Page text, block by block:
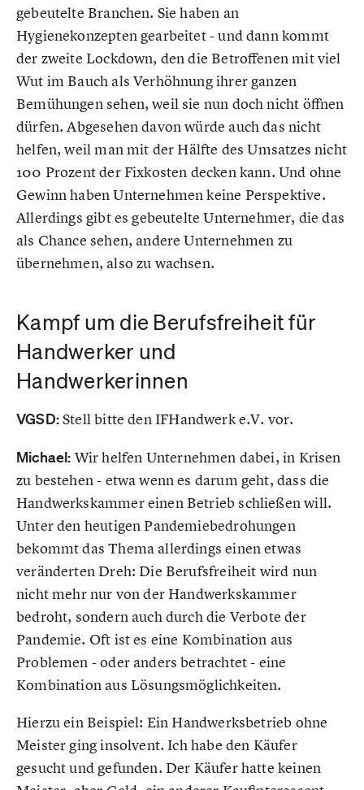
gebeutelte Branchen. Sie haben an
Hygienekonzepten gearbeitet - und dann kommt
der zweite Lockdown, den die Betroffenen mit viel
Wut im Bauch als Verhöhnung ihrer ganzen
Bemühungen sehen, weil sie nun doch nicht öffnen
dürfen. Abgesehen davon würde auch das nicht
helfen, weil man mit der Hälfte des Umsatzes nicht
100 Prozent der Fixkosten decken kann. Und ohne
Gewinn haben Unternehmen keine Perspektive.
Allerdings gibt es gebeutelte Unternehmer, die das
als Chance sehen, andere Unternehmen zu
übernehmen, also zu wachsen.
Kampf um die Berufsfreiheit für
Handwerker und
Handwerkerinnen
VGSD:Stell bitte den IFHandwerk e.V. vor.
Michael: Wir helfen Unternehmen dabei, in Krisen
zu bestehen - etwa wenn es darum geht, dass die
Handwerkskammer einen Betrieb schließen will.
Unter den heutigen Pandemiebedrohungen
bekommt das Thema allerdings einen etwas
veränderten Dreh: Die Berufsfreiheit wird nun
nicht mehr nur von der Handwerkskammer
bedroht, sondern auch durch die Verbote der
Pandemie. Oft ist es eine Kombination aus
Problemen - oder anders betrachtet - eine
Kombination aus Lösungsmöglichkeiten.
Hierzu ein Beispiel: Ein Handwerksbetrieb ohne
Meister ging insolvent. Ich habe den Käufer
gesucht und gefunden. Der Käufer hatte keinen